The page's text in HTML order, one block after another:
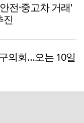
전·중고차 거래'
진
의회…오는 10일